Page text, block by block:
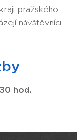
pražského
návštěvníci
hod.